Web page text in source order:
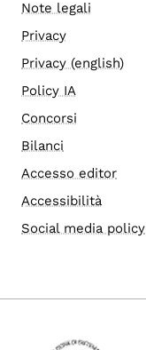
Note legali
Privacy
Privacy (english)
Policy IA
Concorsi
Bilanci
Accesso editor
Accessibilità
Social media policy